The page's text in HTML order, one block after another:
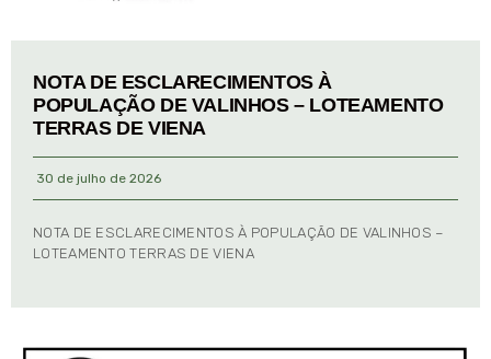
NOTA DE ESCLARECIMENTOS À
POPULAÇÃO DE VALINHOS – LOTEAMENTO
TERRAS DE VIENA
30 de julho de 2026
NOTA DE ESCLARECIMENTOS À POPULAÇÃO DE VALINHOS –
LOTEAMENTO TERRAS DE VIENA